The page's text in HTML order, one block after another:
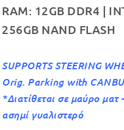
RAM: 12GB DDR4 |
256GB NAND FLASH
SUPPORTS STEERING
Orig. Parking with
*Διατίθεται σε μαύρο ματ
ασημί γυαλιστερό